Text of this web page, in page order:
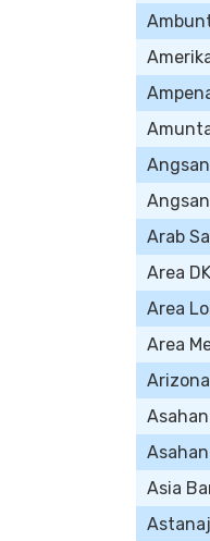
Arab
Area
Area
Area
Arizona
Asia